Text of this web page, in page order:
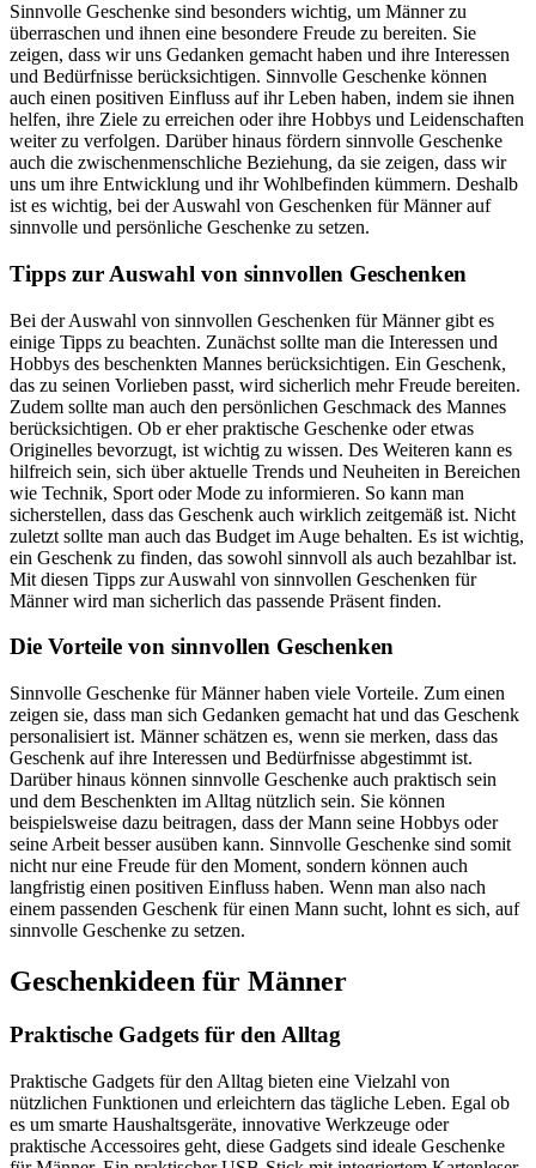
Sinnvolle Geschenke sind besonders wichtig, um Männer zu
überraschen und ihnen eine besondere Freude zu bereiten. Sie
zeigen, dass wir uns Gedanken gemacht haben und ihre Interessen
und Bedürfnisse berücksichtigen. Sinnvolle Geschenke können
auch einen positiven Einfluss auf ihr Leben haben, indem sie ihnen
helfen, ihre Ziele zu erreichen oder ihre Hobbys und Leidenschaften
weiter zu verfolgen. Darüber hinaus fördern sinnvolle Geschenke
auch die zwischenmenschliche Beziehung, da sie zeigen, dass wir
uns um ihre Entwicklung und ihr Wohlbefinden kümmern. Deshalb
ist es wichtig, bei der Auswahl von Geschenken für Männer auf
sinnvolle und persönliche Geschenke zu setzen.
Tipps zur Auswahl von sinnvollen Geschenken
Bei der Auswahl von sinnvollen Geschenken für Männer gibt es
einige Tipps zu beachten. Zunächst sollte man die Interessen und
Hobbys des beschenkten Mannes berücksichtigen. Ein Geschenk,
das zu seinen Vorlieben passt, wird sicherlich mehr Freude bereiten.
Zudem sollte man auch den persönlichen Geschmack des Mannes
berücksichtigen. Ob er eher praktische Geschenke oder etwas
Originelles bevorzugt, ist wichtig zu wissen. Des Weiteren kann es
hilfreich sein, sich über aktuelle Trends und Neuheiten in Bereichen
wie Technik, Sport oder Mode zu informieren. So kann man
sicherstellen, dass das Geschenk auch wirklich zeitgemäß ist. Nicht
zuletzt sollte man auch das Budget im Auge behalten. Es ist wichtig,
ein Geschenk zu finden, das sowohl sinnvoll als auch bezahlbar ist.
Mit diesen Tipps zur Auswahl von sinnvollen Geschenken für
Männer wird man sicherlich das passende Präsent finden.
Die Vorteile von sinnvollen Geschenken
Sinnvolle Geschenke für Männer haben viele Vorteile. Zum einen
zeigen sie, dass man sich Gedanken gemacht hat und das Geschenk
personalisiert ist. Männer schätzen es, wenn sie merken, dass das
Geschenk auf ihre Interessen und Bedürfnisse abgestimmt ist.
Darüber hinaus können sinnvolle Geschenke auch praktisch sein
und dem Beschenkten im Alltag nützlich sein. Sie können
beispielsweise dazu beitragen, dass der Mann seine Hobbys oder
seine Arbeit besser ausüben kann. Sinnvolle Geschenke sind somit
nicht nur eine Freude für den Moment, sondern können auch
langfristig einen positiven Einfluss haben. Wenn man also nach
einem passenden Geschenk für einen Mann sucht, lohnt es sich, auf
sinnvolle Geschenke zu setzen.
Geschenkideen für Männer
Praktische Gadgets für den Alltag
Praktische Gadgets für den Alltag bieten eine Vielzahl von
nützlichen Funktionen und erleichtern das tägliche Leben. Egal ob
es um smarte Haushaltsgeräte, innovative Werkzeuge oder
praktische Accessoires geht, diese Gadgets sind ideale Geschenke